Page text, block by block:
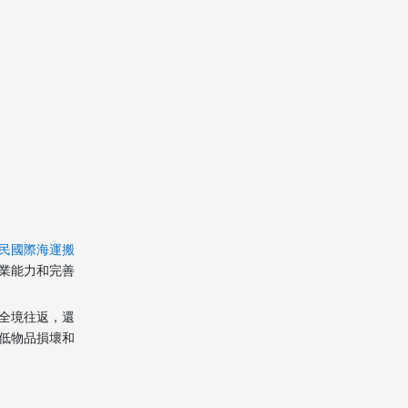
國際海運搬
能力和完善
境往返，還
物品損壞和